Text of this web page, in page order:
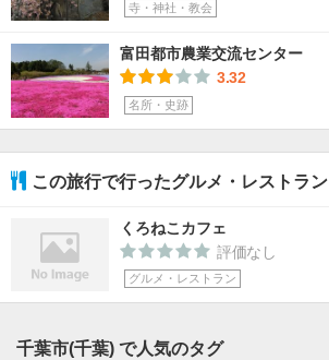
寺・神社・教会
富田都市農業交流センター
3.32
名所・史跡
この旅行で行ったグルメ・レストラン
くろねこカフェ
評価なし
グルメ・レストラン
千葉市(千葉) で人気のタグ